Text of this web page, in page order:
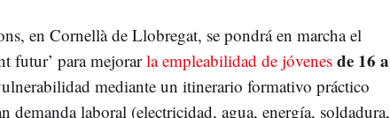
en Cornellà de Llobregat, se pondrá en marcha el
futur’ para mejorarla empleabilidad de jóvenes de 16 a
mediante un itinerario formativo práctico
demanda laboral (electricidad, agua, energía, soldadura,